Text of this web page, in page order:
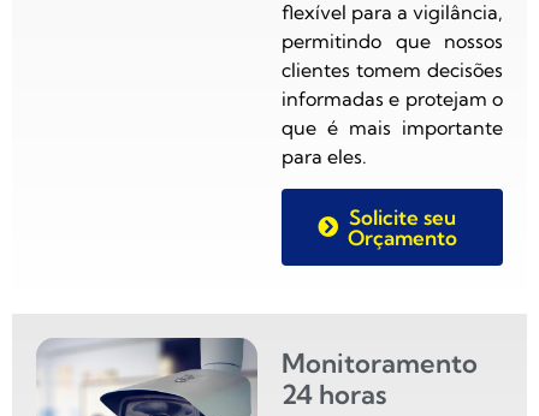
flexível para a vigilância,
permitindo que nossos
clientes tomem decisões
informadas e protejam o
que é mais importante
para eles.
Solicite seu
Orçamento
Monitoramento
24 horas